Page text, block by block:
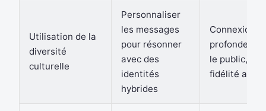
Utilisation de la
diversité
culturelle
Personnaliser
les messages
pour résonner
avec des
identités
hybrides
Connexion
profonde
le public,
fidélité